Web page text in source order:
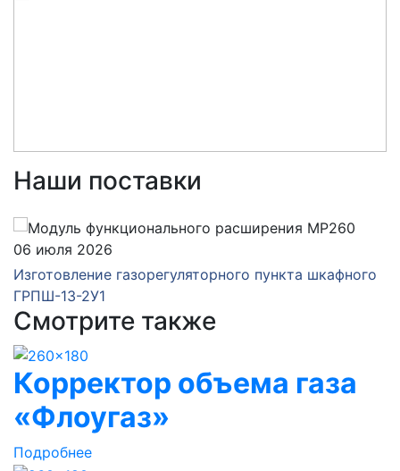
Наши поставки
06 июля 2026
Изготовление газорегуляторного пункта шкафного
ГРПШ-13-2У1
Смотрите также
Корректор объема газа
«Флоугаз»
Подробнее